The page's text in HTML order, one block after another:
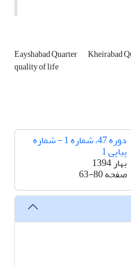
Eayshabad Quarter Kheirabad
quality of life
دوره 47، شماره 1 - شماره
پیاپی 1
بهار 1394
صفحه63-80